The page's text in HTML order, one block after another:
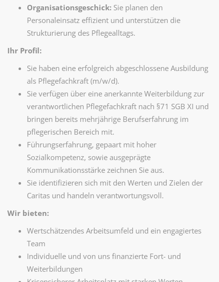
Organisationsgeschick: Sie planen den
Personaleinsatz effizient und unterstützen die
Strukturierung des Pflegealltags.
Ihr Profil:
Sie haben eine erfolgreich abgeschlossene Ausbildung
als Pflegefachkraft (m/w/d).
Sie verfügen über eine anerkannte Weiterbildung zur
verantwortlichen Pflegefachkraft nach §71 SGB XI und
bringen bereits mehrjährige Berufserfahrung im
pflegerischen Bereich mit.
Führungserfahrung, gepaart mit hoher
Sozialkompetenz, sowie ausgeprägte
Kommunikationsstärke zeichnen Sie aus.
Sie identifizieren sich mit den Werten und Zielen der
Caritas und handeln verantwortungsvoll.
Wir bieten:
Wertschätzendes Arbeitsumfeld und ein engagiertes
Team
Individuelle und von uns finanzierte Fort- und
Weiterbildungen